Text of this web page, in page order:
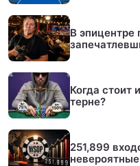
В эпицентре
Когда стоит
терне?
251,899